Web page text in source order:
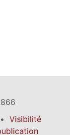
Visibilité